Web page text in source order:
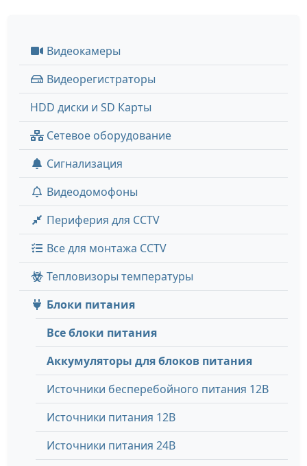
Видеокамеры
Видеорегистраторы
HDD диски и SD Карты
Сетевое оборудование
Сигнализация
Видеодомофоны
Периферия для CCTV
Все для монтажа CCTV
Тепловизоры температуры
Блоки питания
Все блоки питания
Аккумуляторы для блоков питания
Источники бесперебойного питания 12В
Источники питания 12В
Источники питания 24В